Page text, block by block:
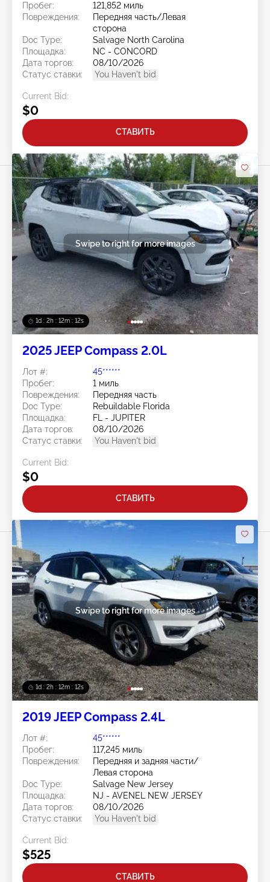
Пробег:
121,852 миль
Повреждения:
Передняя часть/Левая
сторона
Doc Type:
Salvage North Carolina
Площадка:
NC - CONCORD
Дата торгов:
08/10/2026
Статус ставки:
You Haven't bid
Current Bid:
$0
СТАВИТЬ
1d : 2h : 12m : 10s
Swipe to right for more images
2025 JEEP Compass 2.0L
Лот #:
45******
Пробег:
1 миль
Повреждения:
Передняя часть
Doc Type:
Rebuildable Florida
Площадка:
FL - JUPITER
Дата торгов:
08/10/2026
Статус ставки:
You Haven't bid
Current Bid:
$0
СТАВИТЬ
1d : 2h : 12m : 10s
Swipe to right for more images
2019 JEEP Compass 2.4L
Лот #:
45******
Пробег:
117,245 миль
Повреждения:
Передняя и задняя части/
Левая сторона
Doc Type:
Salvage New Jersey
Площадка:
NJ - AVENEL NEW JERSEY
Дата торгов:
08/10/2026
Статус ставки:
You Haven't bid
Current Bid:
$525
СТАВИТЬ